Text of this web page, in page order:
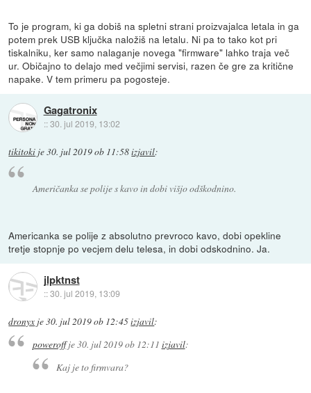
To je program, ki ga dobiš na spletni strani proizvajalca letala in ga
potem prek USB ključka naložiš na letalu. Ni pa to tako kot pri
tiskalniku, ker samo nalaganje novega "firmware" lahko traja več
ur. Običajno to delajo med večjimi servisi, razen če gre za kritične
napake. V tem primeru pa pogosteje.
Gagatronix
::30. jul 2019, 13:02
tikitoki je30. jul 2019 ob 11:58izjavil:
Američanka se polije s kavo in dobi višjo odškodnino.
Americanka se polije z absolutno prevroco kavo, dobi opekline
tretje stopnje po vecjem delu telesa, in dobi odskodnino. Ja.
jlpktnst
::30. jul 2019, 13:09
dronyx je30. jul 2019 ob 12:45izjavil:
poweroffje30. jul 2019 ob 12:11 izjavil:
Kaj je to firmvara?